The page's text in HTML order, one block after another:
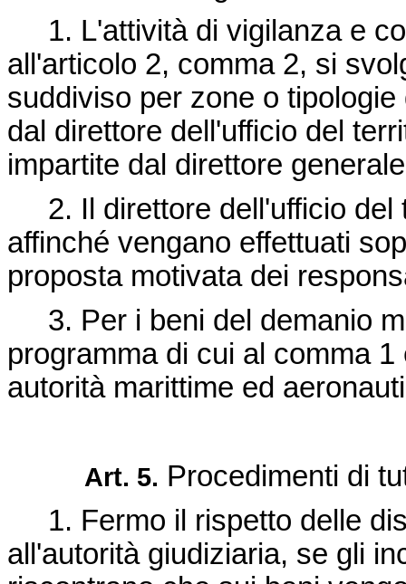
1. L'attività di vigilanza e
all'articolo 2, comma 2, si
suddiviso per zone o
dal direttore dell'ufficio del
impartite dal direttore
2. Il direttore dell'ufficio del
affinché vengano effettuati
proposta motivata dei
3. Per i beni del demanio
programma di cui al comma
autorità marittime ed
Art. 5. Procedimenti di
1. Fermo il rispetto delle
all'autorità giudiziaria, se gli